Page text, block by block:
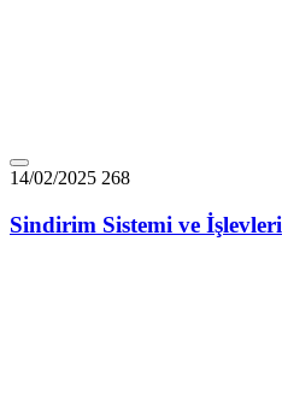
14/02/2025 268
Sindirim Sistemi ve İşlevleri